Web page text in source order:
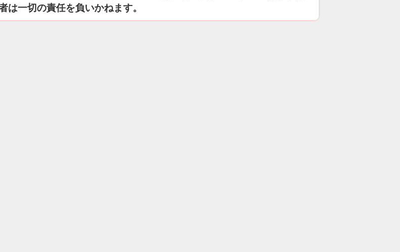
は一切の責任を負いかねます。